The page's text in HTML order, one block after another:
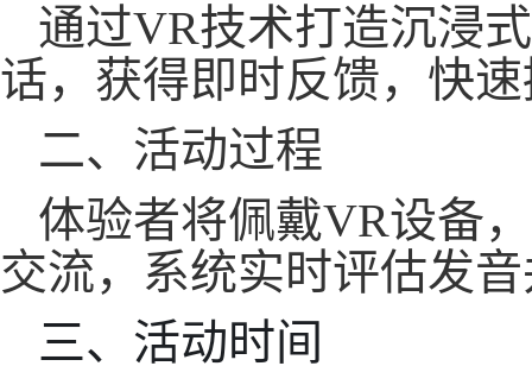
通过VR技术打造沉浸
话，获得即时反馈，快
二、活动过程
体验者将佩戴VR设备
交流，系统实时评估发
三、活动时间